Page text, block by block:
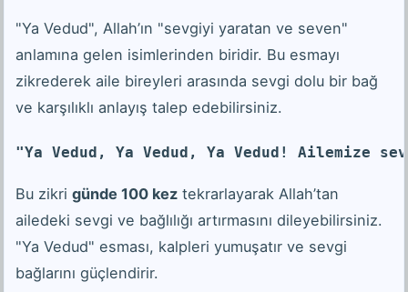
"Ya Vedud", Allah’ın "sevgiyi yaratan ve seven"
anlamına gelen isimlerinden biridir. Bu esmayı
zikrederek aile bireyleri arasında sevgi dolu bir bağ
ve karşılıklı anlayış talep edebilirsiniz.
"Ya Vedud, Ya Vedud, Ya Vedud! Ailemize
Bu zikri günde 100 kez tekrarlayarak Allah’tan
ailedeki sevgi ve bağlılığı artırmasını dileyebilirsiniz.
"Ya Vedud" esması, kalpleri yumuşatır ve sevgi
bağlarını güçlendirir.